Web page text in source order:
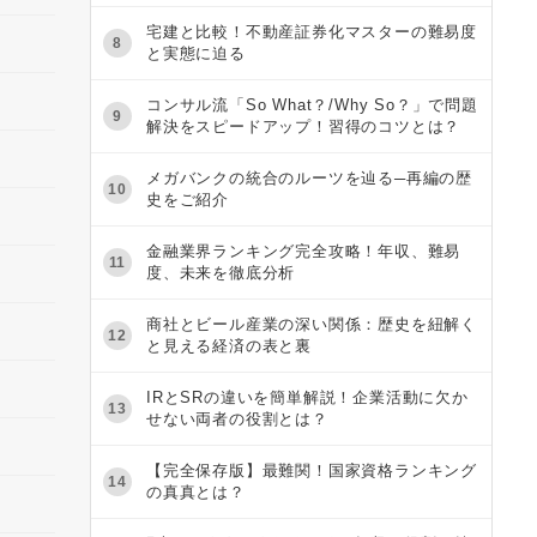
8
宅建と比較！不動産証券化マスターの難易度
と実態に迫る
9
コンサル流「So What？/Why So？」で問題
解決をスピードアップ！習得のコツとは？
10
メガバンクの統合のルーツを辿る─再編の歴
史をご紹介
11
金融業界ランキング完全攻略！年収、難易
度、未来を徹底分析
12
商社とビール産業の深い関係：歴史を紐解く
と見える経済の表と裏
13
IRとSRの違いを簡単解説！企業活動に欠か
せない両者の役割とは？
14
【完全保存版】最難関！国家資格ランキング
の真真とは？